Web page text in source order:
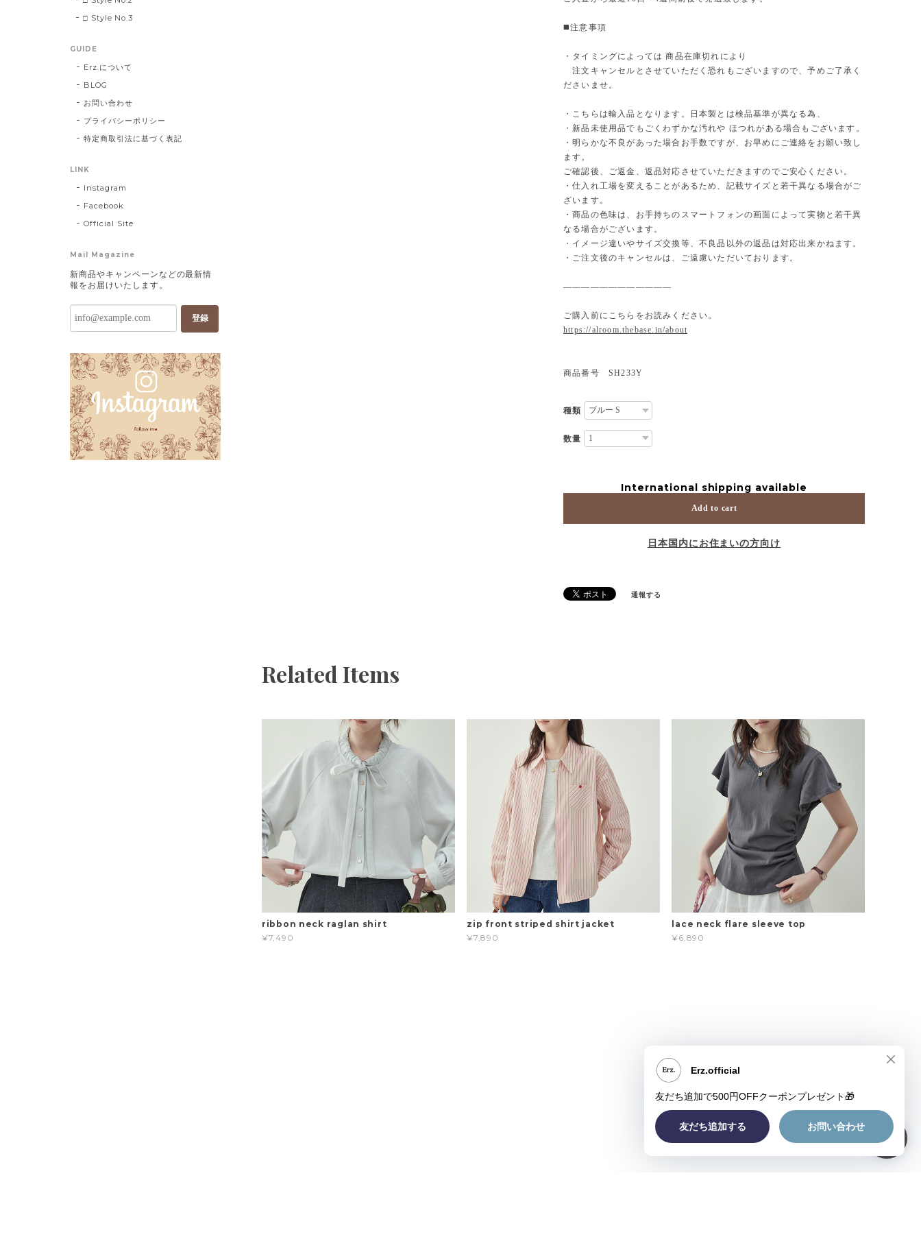
◼️注意事項
・タイミングによっては 商品在庫切れにより
注文キャンセルとさせていただく恐れもございますので、予めご了承く
ださいませ。
・こちらは輸入品となります。日本製とは検品基準が異なる為、
・新品未使用品でもごくわずかな汚れや ほつれがある場合もございます。
・明らかな不良があった場合お手数ですが、お早めにご連絡をお願い致し
ます。
ご確認後、ご返金、返品対応させていただきますのでご安心ください。
・仕入れ工場を変えることがあるため、記載サイズと若干異なる場合がご
ざいます。
・商品の色味は、お手持ちのスマートフォンの画面によって実物と若干異
なる場合がございます。
・イメージ違いやサイズ交換等、不良品以外の返品は対応出来かねます。
・ご注文後のキャンセルは、ご遠慮いただいております。
————————————
ご購入前にこちらをお読みください。
https://alroom.thebase.in/about
商品番号 SH233Y
種類
数量
International shipping available
Add to cart
日本国内にお住まいの方向け
通報する
Related Items
ribbon neck raglan shirt
¥7,490
zip front striped shirt jacket
¥7,890
lace neck flare sleeve top
¥6,890
□ Style No.3
GUIDE
Erz.について
BLOG
お問い合わせ
プライバシーポリシー
特定商取引法に基づく表記
LINK
Instagram
Facebook
Official Site
Mail Magazine
新商品やキャンペーンなどの最新情
報をお届けいたします。
登録